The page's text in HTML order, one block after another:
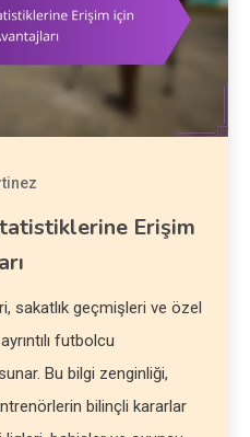
Erişim
sakatlık geçmişleri ve özel
futbolcu
Bu bilgi zenginliği,
bilinçli kararlar